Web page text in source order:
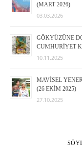
(MART 2026)
03.03.2026
GÖKYÜZÜNE
CUMHURİYET
10.11.2025
MAVİSEL
(26 EKİM 2025)
27.10.2025